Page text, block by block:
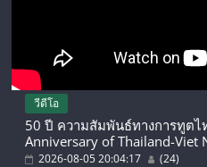
วีดีโอ
50 ปี ความสัมพันธ์ทางการทูตไ
Anniversary of Thailand-Viet
2026-08-05 20:04:17 (24)